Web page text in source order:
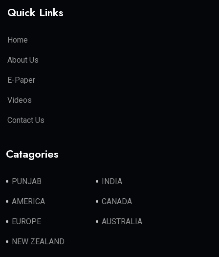
Quick Links
Home
About Us
E-Paper
Videos
Contact Us
Catagories
PUNJAB INDIA
AMERICA CANADA
EUROPE AUSTRALIA
NEW ZEALAND